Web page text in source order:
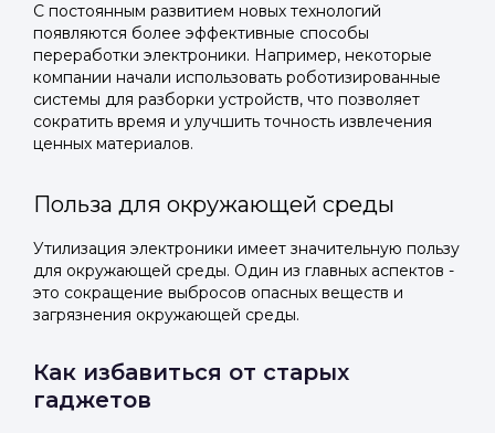
С постоянным развитием новых технологий
появляются более эффективные способы
переработки электроники. Например, некоторые
компании начали использовать роботизированные
системы для разборки устройств, что позволяет
сократить время и улучшить точность извлечения
ценных материалов.
Польза для окружающей среды
Утилизация электроники имеет значительную пользу
для окружающей среды. Один из главных аспектов -
это сокращение выбросов опасных веществ и
загрязнения окружающей среды.
Как избавиться от старых
гаджетов